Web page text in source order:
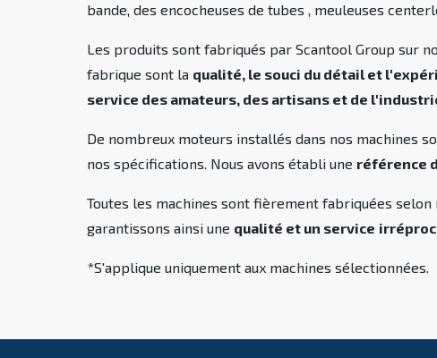
bande, des encocheuses de tubes , meuleuses
Les produits sont fabriqués par Scantool Group sur
fabrique sont la qualité, le souci du détail et
service des amateurs, des artisans et de
De nombreux moteurs installés dans nos machines
nos spécifications. Nous avons établi une référence
Toutes les machines sont fièrement fabriquées
garantissons ainsi une qualité et un service
*S'applique uniquement aux machines sélectionnées.